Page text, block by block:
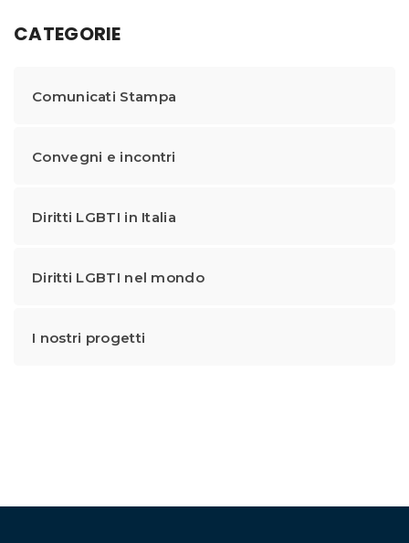
CATEGORIE
Comunicati Stampa
Convegni e incontri
Diritti LGBTI in Italia
Diritti LGBTI nel mondo
I nostri progetti